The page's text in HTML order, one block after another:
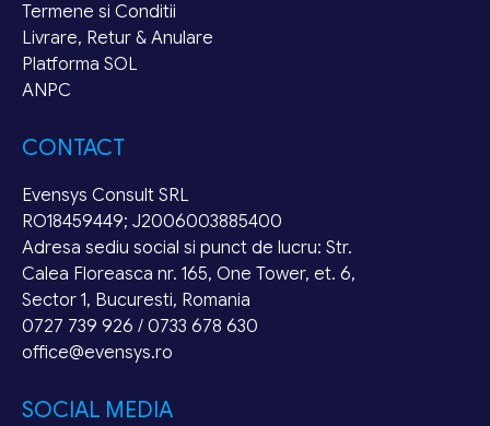
Termene si Conditii
Livrare, Retur & Anulare
Platforma SOL
ANPC
CONTACT
Evensys Consult SRL
RO18459449; J2006003885400
Adresa sediu social si punct de lucru: Str.
Calea Floreasca nr. 165, One Tower, et. 6,
Sector 1, Bucuresti, Romania
0727 739 926 / 0733 678 630
office@evensys.ro
SOCIAL MEDIA